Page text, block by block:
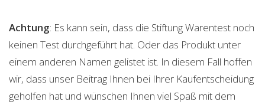
Achtung: Es kann sein, dass die Stiftung Warentest noch
keinen Test durchgeführt hat. Oder das Produkt unter
einem anderen Namen gelistet ist. In diesem Fall hoffen
wir, dass unser Beitrag Ihnen bei Ihrer Kaufentscheidung
geholfen hat und wünschen Ihnen viel Spaß mit dem